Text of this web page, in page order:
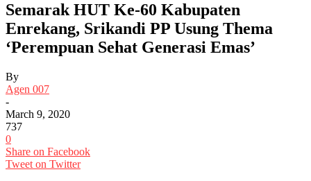
Semarak HUT Ke-60 Kabupaten
Enrekang, Srikandi PP Usung Thema
‘Perempuan Sehat Generasi Emas’
By
Agen 007
-
March 9, 2020
737
0
Share on Facebook
Tweet on Twitter